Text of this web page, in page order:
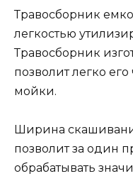
Травосборник
легкостью
Травосборник
позволит легко
мойки.
Ширина
позволит за один
обрабатывать